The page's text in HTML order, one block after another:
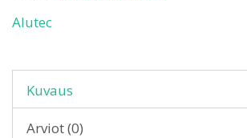
Alutec
Kuvaus
Arviot (0)